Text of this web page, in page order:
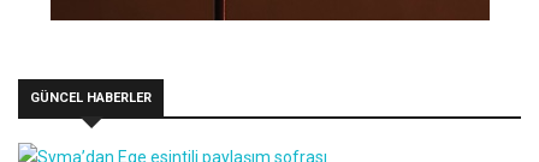
GÜNCEL HABERLER
Syma’dan Ege esintili paylaşım sofrası